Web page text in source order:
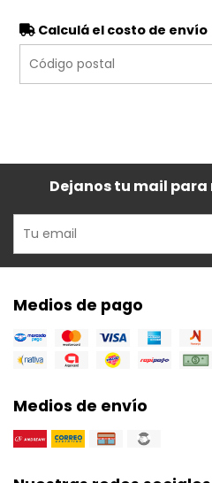
Calculá el costo de envío
Dejanos tu mail
Medios de pago
Medios de envío